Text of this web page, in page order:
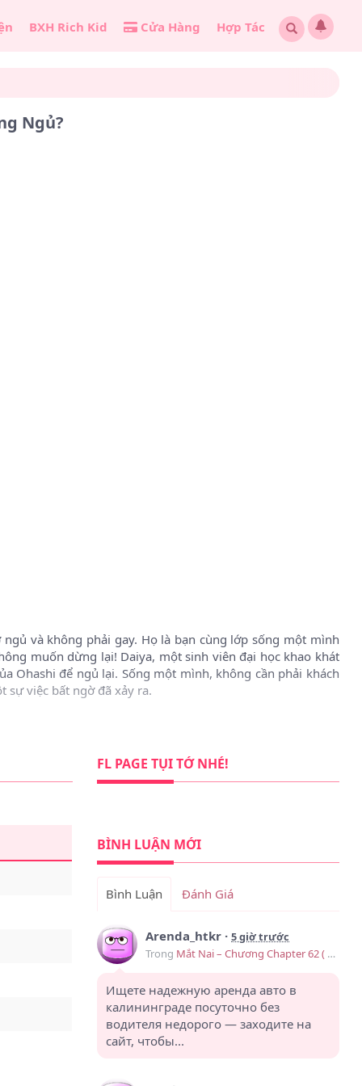
BXH Rich Kid Cửa Hàng Hợp Tác
Ngủ?
và không phải gay. Họ là bạn cùng lớp sống một mình
muốn dừng lại! Daiya, một sinh viên đại học khao khát
Ohashi để ngủ lại. Sống một mình, không cần phải khách
sự việc bất ngờ đã xảy ra.
FL PAGE TỤI TỚ NHÉ!
BÌNH LUẬN MỚI
Bình Luận Đánh Giá
Arenda_htkr ·5 giờ trước
Trong Mắt Nai – Chương Chapter 62 ( Ngoại truyện 1)
Ищете надежную аренда авто в
калининграде посуточно без
водителя недорого — заходите на
сайт, чтобы...